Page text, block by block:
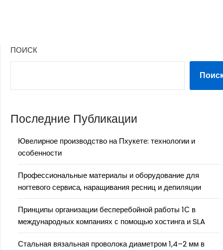
ПОИСК
Последние Публикации
Ювелирное производство на Пхукете: технологии и
особенности
Профессиональные материалы и оборудование для
ногтевого сервиса, наращивания ресниц и депиляции
Принципы организации бесперебойной работы 1С в
международных компаниях с помощью хостинга и SLA
Стальная вязальная проволока диаметром 1,4–2 мм в